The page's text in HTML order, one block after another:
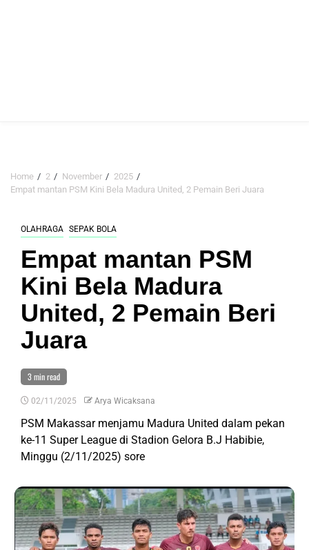
Home 2 November
2025
Empat mantan PSM Kini Bela Madura United, 2 Pemain Beri Juara
OLAHRAGA SEPAK BOLA
Empat mantan PSM
Kini Bela Madura
United, 2 Pemain Beri
Juara
3 min read
02/11/2025 Arya Wicaksana
PSM Makassar menjamu Madura United dalam pekan
ke-11 Super League di Stadion Gelora B.J Habibie,
Minggu (2/11/2025) sore